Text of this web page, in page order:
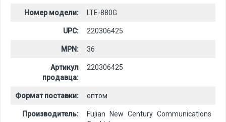
Номер модели: LTE-880G
UPC: 220306425
MPN: 36
Артикул
продавца:
220306425
Формат поставки: оптом
Производитель:
Fujian New Century Communications